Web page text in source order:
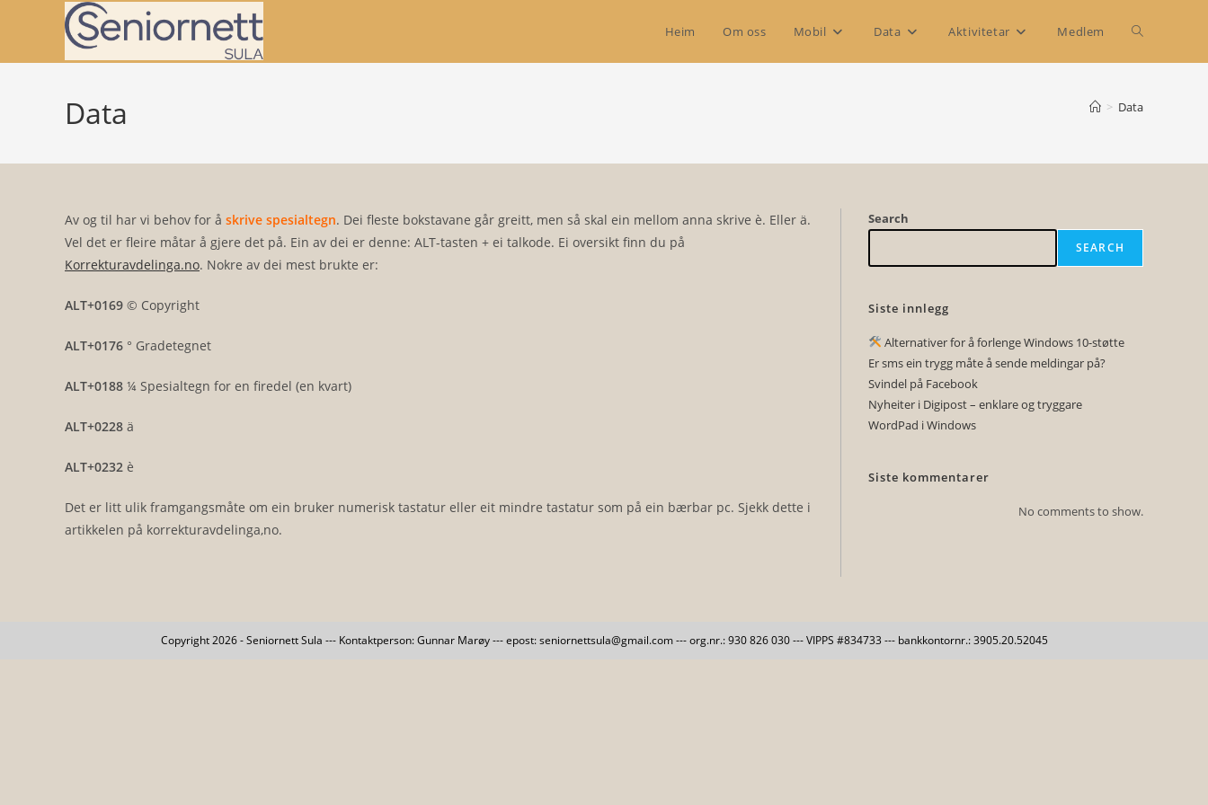
Heim Om oss Mobil Data Aktivitetar Medlem Toggle
Data > Data
Av og til har vi behov for å skrive spesialtegn. Dei fleste bokstavane går greitt, men så skal ein mellom anna skrive è. Eller ä.
Vel det er fleire måtar å gjere det på. Ein av dei er denne: ALT-tasten + ei talkode. Ei oversikt finn du på
Korrekturavdelinga.no. Nokre av dei mest brukte er:
ALT+0169 © Copyright
ALT+0176 ° Gradetegnet
ALT+0188 ¼ Spesialtegn for en firedel (en kvart)
ALT+0228 ä
ALT+0232 è
Det er litt ulik framgangsmåte om ein bruker numerisk tastatur eller eit mindre tastatur som på ein bærbar pc. Sjekk dette i
artikkelen på korrekturavdelinga,no.
Search
SEARCH
Siste innlegg
Alternativer for å forlenge Windows 10-støtte
Er sms ein trygg måte å sende meldingar på?
Svindel på Facebook
Nyheiter i Digipost – enklare og tryggare
WordPad i Windows
Siste kommentarer
No comments to show.
Copyright 2026 - Seniornett Sula --- Kontaktperson: Gunnar Marøy --- epost: seniornettsula@gmail.com --- org.nr.: 930 826 030 --- VIPPS #834733 --- bankkontornr.: 3905.20.52045